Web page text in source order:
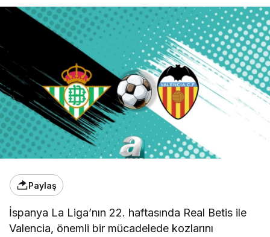
Paylaş
İspanya La Liga’nın 22. haftasında Real Betis ile
Valencia, önemli bir mücadelede kozlarını